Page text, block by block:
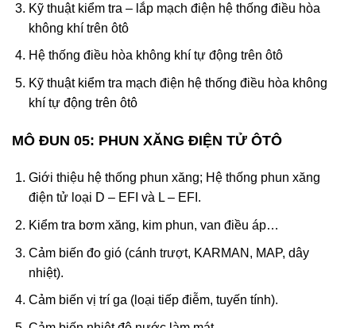
Kỹ thuật kiểm tra – lắp mạch điện hệ thống điều hòa
không khí trên ôtô
Hệ thống điều hòa không khí tự động trên ôtô
Kỹ thuật kiểm tra mạch điện hệ thống điều hòa không
khí tự động trên ôtô
MÔ ĐUN 05: PHUN XĂNG ĐIỆN TỬ ÔTÔ
Giới thiệu hệ thống phun xăng; Hệ thống phun xăng
điện tử loại D – EFI và L – EFI.
Kiểm tra bơm xăng, kim phun, van điều áp…
Cảm biến đo gió (cánh trượt, KARMAN, MAP, dây
nhiệt).
Cảm biến vị trí ga (loại tiếp điễm, tuyến tính).